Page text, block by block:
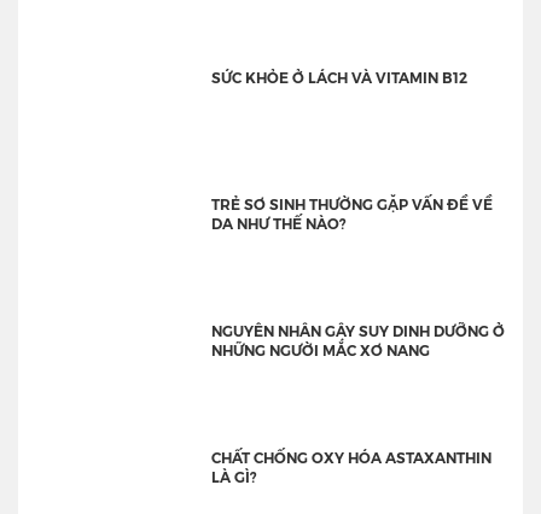
SỨC KHỎE Ở LÁCH VÀ VITAMIN B12
TRẺ SƠ SINH THƯỜNG GẶP VẤN ĐỀ VỀ
DA NHƯ THẾ NÀO?
NGUYÊN NHÂN GÂY SUY DINH DƯỠNG Ở
NHỮNG NGƯỜI MẮC XƠ NANG
CHẤT CHỐNG OXY HÓA ASTAXANTHIN
LÀ GÌ?